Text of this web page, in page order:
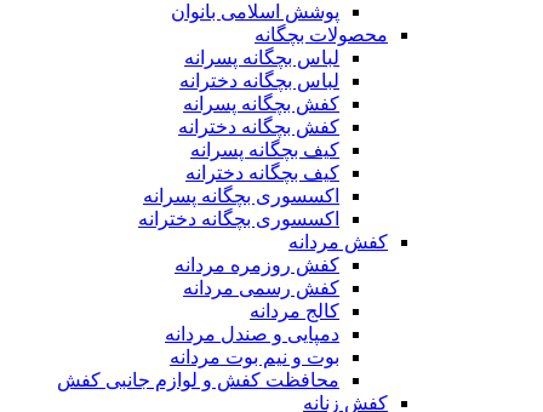
پوشش اسلامی بانوان
محصولات بچگانه
لباس بچگانه پسرانه
لباس بچگانه دخترانه
کفش بچگانه پسرانه
کفش بچگانه دخترانه
کیف بچگانه پسرانه
کیف بچگانه دخترانه
اکسسوری بچگانه پسرانه
اکسسوری بچگانه دخترانه
کفش مردانه
کفش روزمره مردانه
کفش رسمی مردانه
کالج مردانه
دمپایی و صندل مردانه
بوت و نیم بوت مردانه
محافظت کفش و لوازم جانبی کفش
کفش زنانه